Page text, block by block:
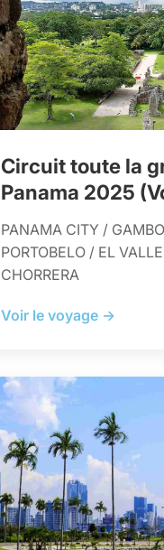
Circuit toute la
Panama 2025
PANAMA CITY /
PORTOBELO / EL
CHORRERA
Voir le voyage →